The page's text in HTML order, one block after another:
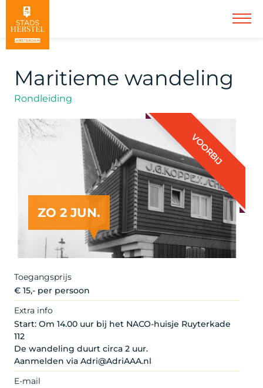
Maritieme wandeling
Rondleiding
ZO 2 JUN.
VOORBIJ
Toegangsprijs
€ 15,- per persoon
Extra info
Start: Om 14.00 uur bij het NACO-huisje Ruyterkade
112
De wandeling duurt circa 2 uur.
Aanmelden via Adri@AdriAAA.nl
E-mail